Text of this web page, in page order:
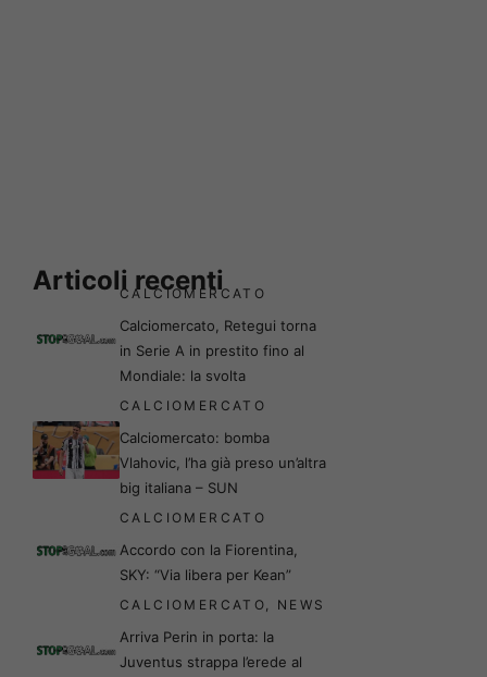
Articoli recenti
CALCIOMERCATO
Calciomercato, Retegui torna
in Serie A in prestito fino al
Mondiale: la svolta
CALCIOMERCATO
Calciomercato: bomba
Vlahovic, l’ha già preso un’altra
big italiana – SUN
CALCIOMERCATO
Accordo con la Fiorentina,
SKY: “Via libera per Kean”
CALCIOMERCATO, NEWS
Arriva Perin in porta: la
Juventus strappa l’erede al